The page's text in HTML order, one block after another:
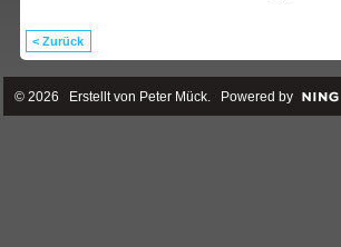
< Zurück
© 2026 Erstellt von Peter Mück. Powered by